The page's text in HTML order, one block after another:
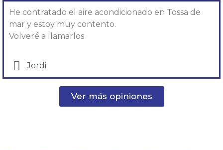
He contratado el aire acondicionado en Tossa de
mar y estoy muy contento.
Volveré a llamarlos
Jordi
Ver más opiniones